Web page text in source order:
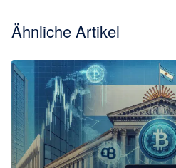
Ähnliche Artikel